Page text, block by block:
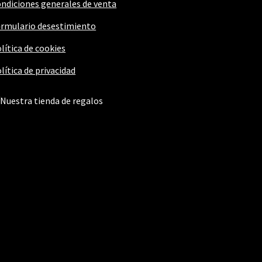
generales de venta
desestimiento
de cookies
de privacidad